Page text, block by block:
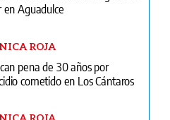
en Aguadulce
ROJA
pena de 30 años por
cometido en Los Cántaros